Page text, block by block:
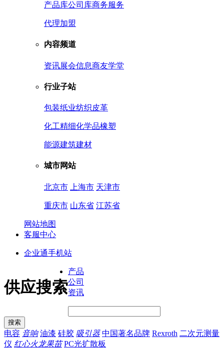
产品库公司库商务服务
代理加盟
内容频道
资讯展会信息商友学堂
行业子站
包装纸业纺织皮革
化工精细化学品橡塑
能源建筑建材
城市网站
北京市 上海市 天津市
重庆市 山东省 江苏省
网站地图
客服中心
企业通手机站
供应搜索
产品
公司
资讯
电容 音响 油漆 硅胶 吸引器 中国著名品牌 Rexroth 二次元测量
仪 红心火龙果苗 PC光扩散板